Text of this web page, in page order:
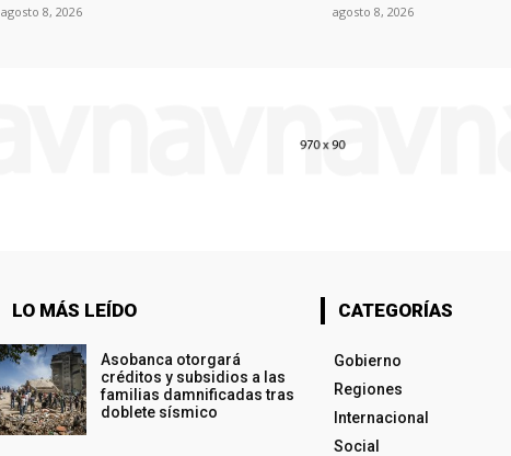
agosto 8, 2026 agosto 8, 2026
LO MÁS LEÍDO
Asobanca otorgará
créditos y subsidios a las
familias damnificadas tras
doblete sísmico
CATEGORÍAS
Gobierno
Regiones
Internacional
Social